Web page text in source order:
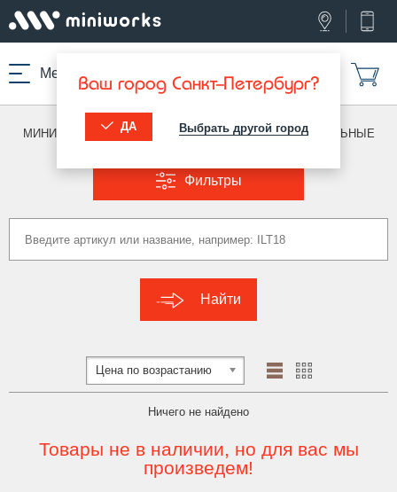
Меню Ваш город Санкт-Петербург?
ДА Выбрать другой город
МИНИВОРКС ПРО /ЗАГЛУШКИ ДЛЯ ТРУБ /ПРЯМОУГОЛЬНЫЕ
Фильтры
Найти
Цена по возрастанию
Ничего не найдено
Товары не в наличии, но для вас мы
произведем!